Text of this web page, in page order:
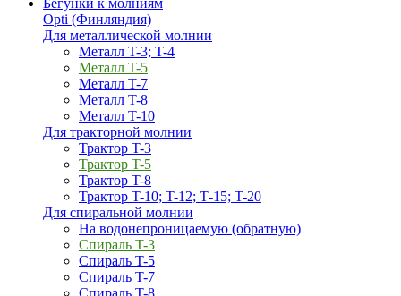
Бегунки к молниям
Opti (Финляндия)
Для металлической молнии
Металл T-3; T-4
Металл T-5
Металл T-7
Металл T-8
Металл T-10
Для тракторной молнии
Трактор T-3
Трактор T-5
Трактор T-8
Трактор T-10; T-12; Т-15; T-20
Для спиральной молнии
На водонепроницаемую (обратную)
Спираль T-3
Спираль T-5
Спираль T-7
Спираль T-8